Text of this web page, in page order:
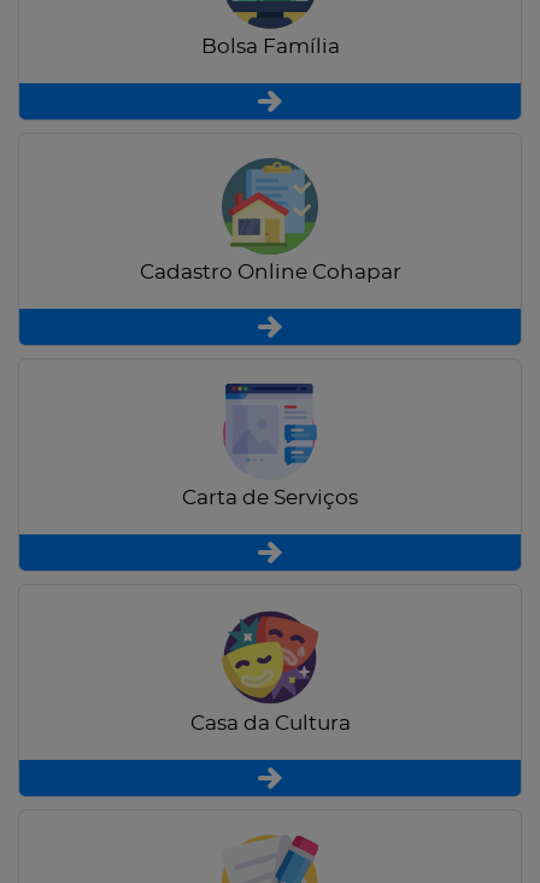
Bolsa Família
Cadastro Online Cohapar
Carta de Serviços
Casa da Cultura